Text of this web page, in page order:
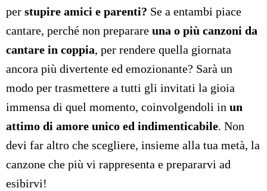
per stupire amici e parenti? Se a entambi piace
cantare, perché non preparare una o più canzoni da
cantare in coppia, per rendere quella giornata
ancora più divertente ed emozionante? Sarà un
modo per trasmettere a tutti gli invitati la gioia
immensa di quel momento, coinvolgendoli in un
attimo di amore unico ed indimenticabile. Non
devi far altro che scegliere, insieme alla tua metà, la
canzone che più vi rappresenta e prepararvi ad
esibirvi!